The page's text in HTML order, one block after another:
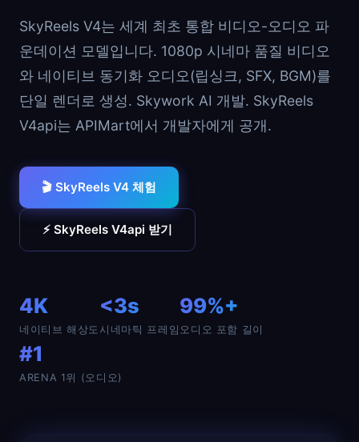
SkyReels V4는 세계 최초 통합 비디오-오디오 파
운데이션 모델입니다. 1080p 시네마 품질 비디오
와 네이티브 동기화 오디오(립싱크, SFX, BGM)를
단일 렌더로 생성. Skywork AI 개발. SkyReels
V4api는 APIMart에서 개발자에게 공개.
🎬 SkyReels V4 체험
⚡ SkyReels V4api 받기
4K
네이티브 해상도
<3s
시네마틱 프레임
99%+
오디오 포함 길이
#1
ARENA 1위 (오디오)